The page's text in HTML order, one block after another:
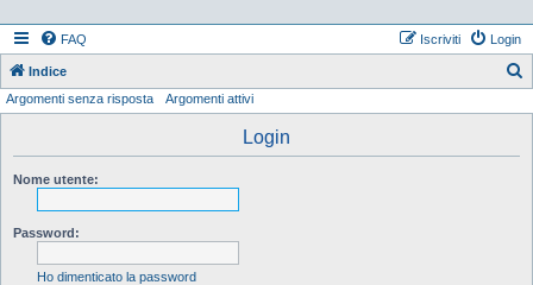
FAQ Login
Iscriviti
Indice
Argomenti senza risposta Argomenti attivi
Login
Nome utente:
Password:
Ho dimenticato la password